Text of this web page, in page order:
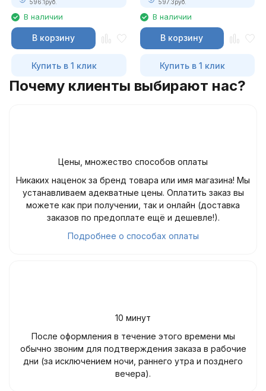
596.1 руб.
В наличии
В корзину
Купить в 1 клик
597.3руб.
В наличии
В корзину
Купить в 1 клик
Почему клиенты выбирают нас?
Цены, множество способов оплаты
Никаких наценок за бренд товара или имя магазина! Мы
устанавливаем адекватные цены. Оплатить заказ вы
можете как при получении, так и онлайн (доставка
заказов по предоплате ещё и дешевле!).
Подробнее о способах оплаты
10 минут
После оформления в течение этого времени мы
обычно звоним для подтверждения заказа в рабочие
дни (за исключением ночи, раннего утра и позднего
вечера).